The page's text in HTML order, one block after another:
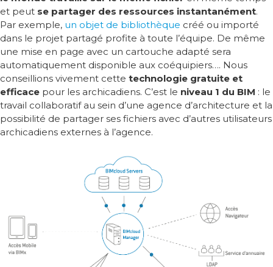
et peut se partager des ressources instantanément.
Par exemple, un objet de bibliothèque créé ou importé
dans le projet partagé profite à toute l’équipe. De même
une mise en page avec un cartouche adapté sera
automatiquement disponible aux coéquipiers…. Nous
conseillions vivement cette technologie gratuite et
efficace pour les archicadiens. C’est le niveau 1 du BIM : le
travail collaboratif au sein d’une agence d’architecture et la
possibilité de partager ses fichiers avec d’autres utilisateurs
archicadiens externes à l’agence.